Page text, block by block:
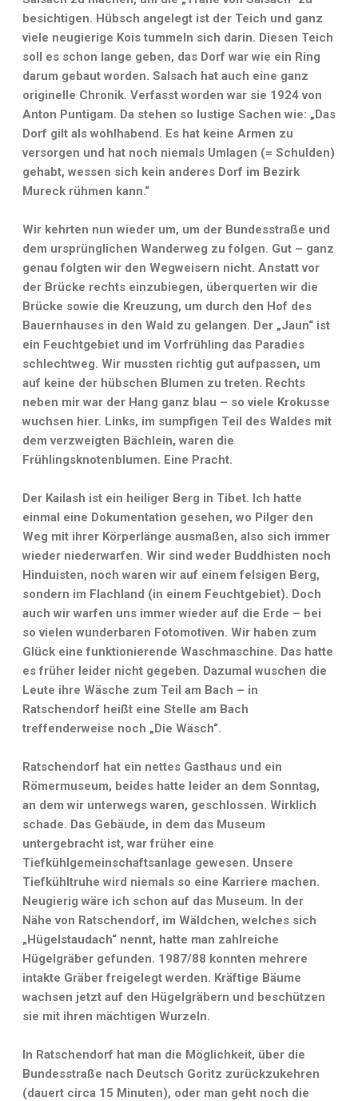
besichtigen. Hübsch angelegt ist der Teich und ganz
viele neugierige Kois tummeln sich darin. Diesen Teich
soll es schon lange geben, das Dorf war wie ein Ring
darum gebaut worden. Salsach hat auch eine ganz
originelle Chronik. Verfasst worden war sie 1924 von
Anton Puntigam. Da stehen so lustige Sachen wie: „Das
Dorf gilt als wohlhabend. Es hat keine Armen zu
versorgen und hat noch niemals Umlagen (= Schulden)
gehabt, wessen sich kein anderes Dorf im Bezirk
Mureck rühmen kann.“
Wir kehrten nun wieder um, um der Bundesstraße und
dem ursprünglichen Wanderweg zu folgen. Gut – ganz
genau folgten wir den Wegweisern nicht. Anstatt vor
der Brücke rechts einzubiegen, überquerten wir die
Brücke sowie die Kreuzung, um durch den Hof des
Bauernhauses in den Wald zu gelangen. Der „Jaun“ ist
ein Feuchtgebiet und im Vorfrühling das Paradies
schlechtweg. Wir mussten richtig gut aufpassen, um
auf keine der hübschen Blumen zu treten. Rechts
neben mir war der Hang ganz blau – so viele Krokusse
wuchsen hier. Links, im sumpfigen Teil des Waldes mit
dem verzweigten Bächlein, waren die
Frühlingsknotenblumen. Eine Pracht.
Der Kailash ist ein heiliger Berg in Tibet. Ich hatte
einmal eine Dokumentation gesehen, wo Pilger den
Weg mit ihrer Körperlänge ausmaßen, also sich immer
wieder niederwarfen. Wir sind weder Buddhisten noch
Hinduisten, noch waren wir auf einem felsigen Berg,
sondern im Flachland (in einem Feuchtgebiet). Doch
auch wir warfen uns immer wieder auf die Erde – bei
so vielen wunderbaren Fotomotiven. Wir haben zum
Glück eine funktionierende Waschmaschine. Das hatte
es früher leider nicht gegeben. Dazumal wuschen die
Leute ihre Wäsche zum Teil am Bach – in
Ratschendorf heißt eine Stelle am Bach
treffenderweise noch „Die Wäsch“.
Ratschendorf hat ein nettes Gasthaus und ein
Römermuseum, beides hatte leider an dem Sonntag,
an dem wir unterwegs waren, geschlossen. Wirklich
schade. Das Gebäude, in dem das Museum
untergebracht ist, war früher eine
Tiefkühlgemeinschaftsanlage gewesen. Unsere
Tiefkühltruhe wird niemals so eine Karriere machen.
Neugierig wäre ich schon auf das Museum. In der
Nähe von Ratschendorf, im Wäldchen, welches sich
„Hügelstaudach“ nennt, hatte man zahlreiche
Hügelgräber gefunden. 1987/88 konnten mehrere
intakte Gräber freigelegt werden. Kräftige Bäume
wachsen jetzt auf den Hügelgräbern und beschützen
sie mit ihren mächtigen Wurzeln.
In Ratschendorf hat man die Möglichkeit, über die
Bundesstraße nach Deutsch Goritz zurückzukehren
(dauert circa 15 Minuten), oder man geht noch die